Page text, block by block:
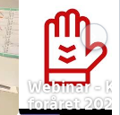
Webinar -
foråret